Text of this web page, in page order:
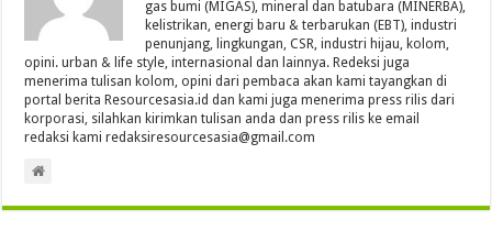
gas bumi (MIGAS), mineral dan batubara (MINERBA),
kelistrikan, energi baru & terbarukan (EBT), industri
penunjang, lingkungan, CSR, industri hijau, kolom,
opini. urban & life style, internasional dan lainnya. Redeksi juga
menerima tulisan kolom, opini dari pembaca akan kami tayangkan di
portal berita Resourcesasia.id dan kami juga menerima press rilis dari
korporasi, silahkan kirimkan tulisan anda dan press rilis ke email
redaksi kami redaksiresourcesasia@gmail.com